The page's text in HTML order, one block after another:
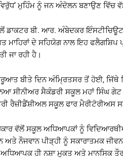
ਮੁਹਿੰਮ ਨੂੰ ਜਨ ਅੰਦੋਲਨ ਬਣਾਉਣ ਵਿੱਚ
ਡਾਕਟਰ ਬੀ. ਆਰ. ਅੰਬੇਦਕਰ
ਮਾਹਿਰਾਂ ਦੇ ਸਹਿਯੋਗ ਨਾਲ ਇਹ ਫਲੈਗਸ਼ਿਪ
ਜਾ ਰਹੀ ਹੈ।
ਬੀਤੇ ਦਿਨ ਅੰਮ੍ਰਿਤਸਰ ਤੋਂ ਹੋਈ, ਜਿੱਥੇ
ਸੀਨੀਅਰ ਸੈਕੰਡਰੀ ਸਕੂਲ ਮਹਾਂ ਸਿੰਘ
ਰੈਜ਼ੀਡੈਂਸ਼ੀਅਲ ਸਕੂਲ ਫਾਰ ਮੈਰੀਟੋਰੀਅਸ
ਵੱਲੋਂ ਸਕੂਲ ਅਧਿਆਪਕਾਂ ਨੂੰ
ਅਤੇ ਨੌਜਵਾਨ ਪੀੜ੍ਹੀ ਨੂੰ ਸਕਾਰਾਤਮਕ
ਹੀ ਨਸ਼ਾ ਮੁਕਤ ਅਤੇ ਮਾਨਸਿਕ